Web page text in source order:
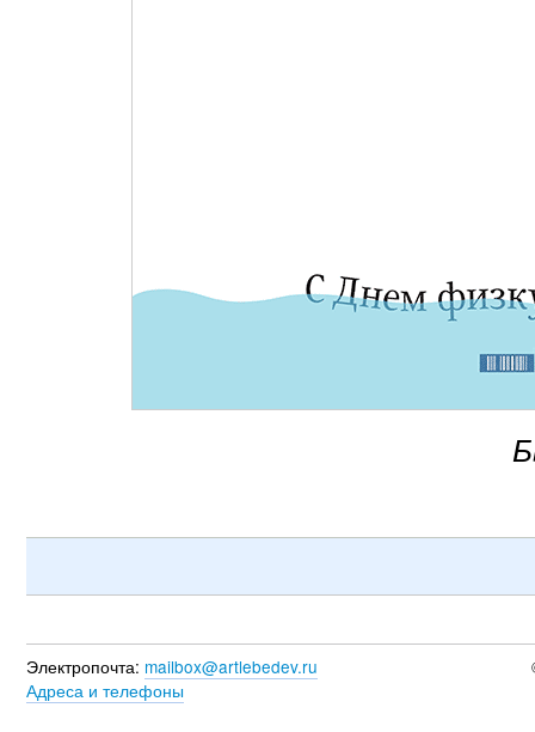
Электропочта: mailbox@artlebedev.ru
Адреса и телефоны